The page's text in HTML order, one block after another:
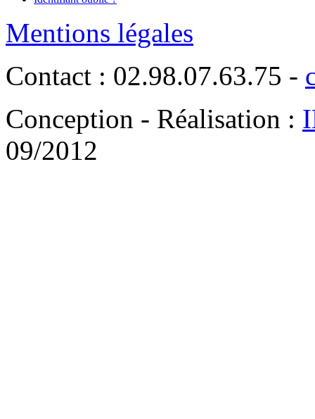
Mentions légales
Contact : 02.98.07.63.75 -
Conception - Réalisation :
09/2012